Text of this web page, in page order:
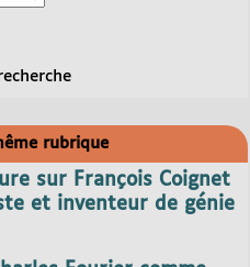
rubrique
sur François Coignet
et inventeur de génie